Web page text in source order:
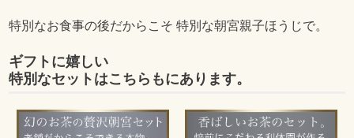
特別なお食事の後だからこそ 特別な朝宮親子ほうじで。
ギフトに嬉しい
特別なセットはこちらもにあります。